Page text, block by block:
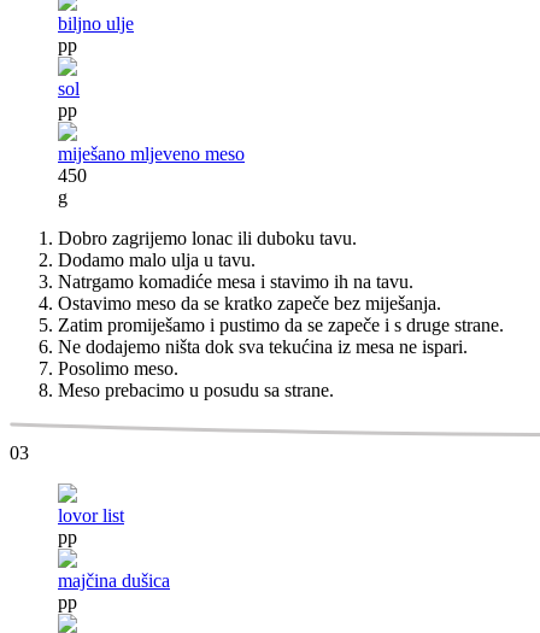
biljno ulje
pp
sol
pp
miješano mljeveno meso
450
g
Dobro zagrijemo lonac ili duboku tavu.
Dodamo malo ulja u tavu.
Natrgamo komadiće mesa i stavimo ih na tavu.
Ostavimo meso da se kratko zapeče bez miješanja.
Zatim promiješamo i pustimo da se zapeče i s druge strane.
Ne dodajemo ništa dok sva tekućina iz mesa ne ispari.
Posolimo meso.
Meso prebacimo u posudu sa strane.
03
lovor list
pp
majčina dušica
pp